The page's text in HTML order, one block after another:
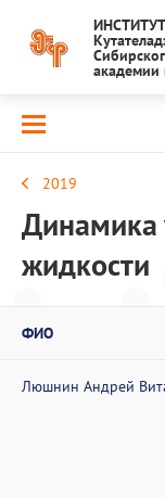
академии
2019
Динамика
жидкости
ФИО
Люшнин Андрей